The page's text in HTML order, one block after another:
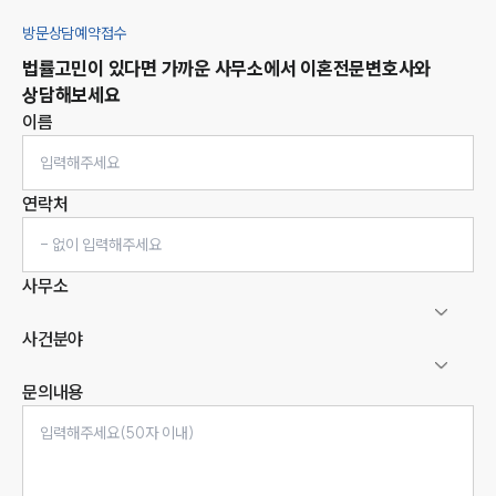
방문상담예약접수
법률고민이 있다면 가까운 사무소에서 이혼전문변호사와
상담해보세요
이름
연락처
사무소
사건분야
문의내용